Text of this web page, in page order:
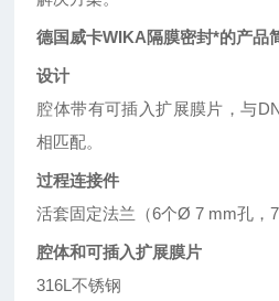
德国威卡WIKA隔膜密封*的产品
设计
腔体带有可插入扩展膜片，与
相匹配。
过程连接件
活套固定法兰（6个Ø 7 mm孔，
腔体和可插入扩展膜片
316L不锈钢